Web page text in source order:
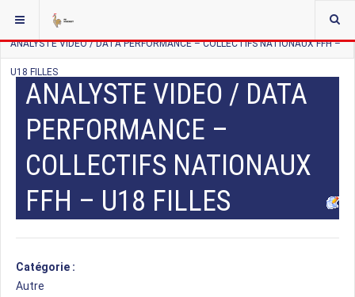
VOUS ÊTES ICI :
ANALYSTE VIDEO / DATA PERFORMANCE – COLLECTIFS NATIONAUX FFH –
U18 FILLES
ANALYSTE VIDEO / DATA
PERFORMANCE –
COLLECTIFS NATIONAUX
FFH – U18 FILLES
Catégorie :
Autre